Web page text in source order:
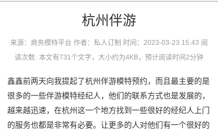
杭州伴游
来源：商务模特平台 作者：私人订制 时间：2023-03-23 15:43 阅
读次数: 本文有731个文字，大小约为4KB，预计阅读时间2分钟
鑫鑫前两天向我提起了杭州伴游模特预约，而且最主要的是
很多的一些伴游模特经纪人，他们的联系方式也是发展的，
越来越迅速，在杭州这一个地方找到一些很好的经纪人上门
的服务也都是非常有必要。让更多的人对他们有一个很好的